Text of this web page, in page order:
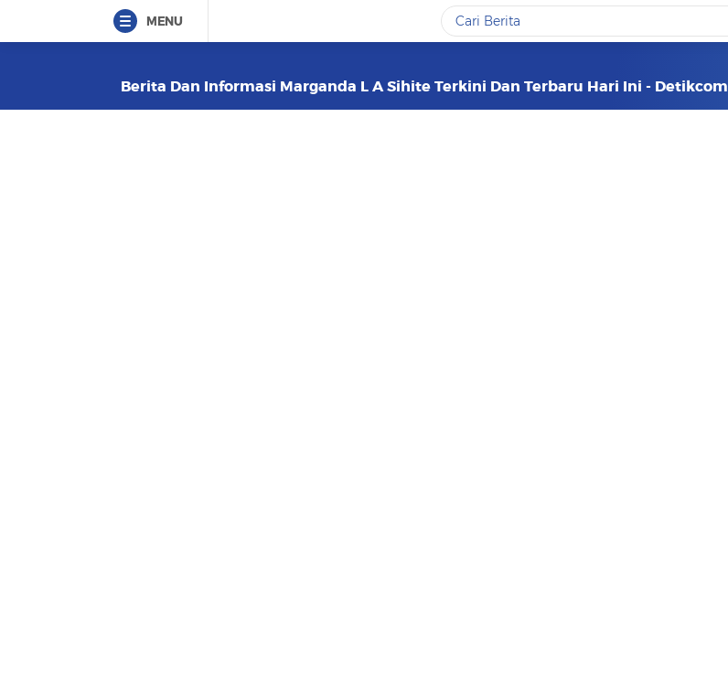
MENU
Berita Dan Informasi Marganda L A Sihite Terkini Dan Terbaru Hari Ini - Detikcom